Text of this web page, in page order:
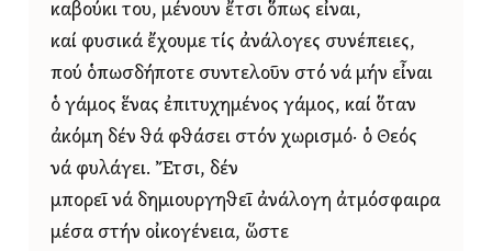
καβούκι του, μένουν ἔτσι ὅπως εἶναι,
καί φυσικά ἔχουμε τίς ἀνάλογες συνέπειες,
πού ὁπωσδήποτε συντελοῦν στό νά μήν εἶναι
ὁ γάμος ἕνας ἐπιτυχημένος γάμος, καί ὅταν
ἀκόμη δέν θά φθάσει στόν χωρισμό· ὁ Θεός
νά φυλάγει. Ἔτσι, δέν
μπορεῖ νά δημιουργηθεῖ ἀνάλογη ἀτμόσφαιρα
μέσα στήν οἰκογένεια, ὥστε